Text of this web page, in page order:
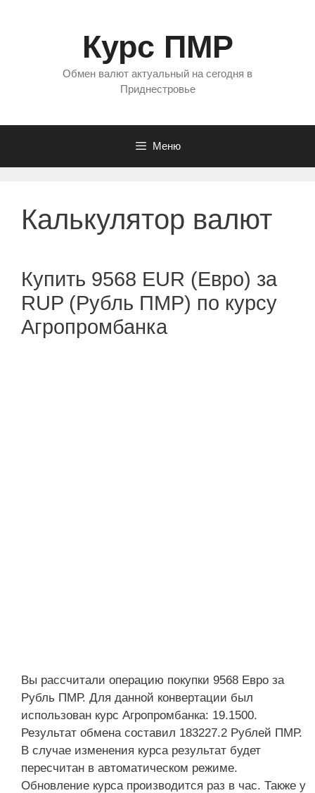
Курс ПМР
Обмен валют актуальный на сегодня в
Приднестровье
Меню
Калькулятор валют
Купить 9568 EUR (Евро) за
RUP (Рубль ПМР) по курсу
Агропромбанка
Вы рассчитали операцию покупки 9568 Евро за
Рубль ПМР. Для данной конвертации был
использован курс Агропромбанка: 19.1500.
Результат обмена составил 183227.2 Рублей ПМР.
В случае изменения курса результат будет
пересчитан в автоматическом режиме.
Обновление курса производится раз в час. Также у